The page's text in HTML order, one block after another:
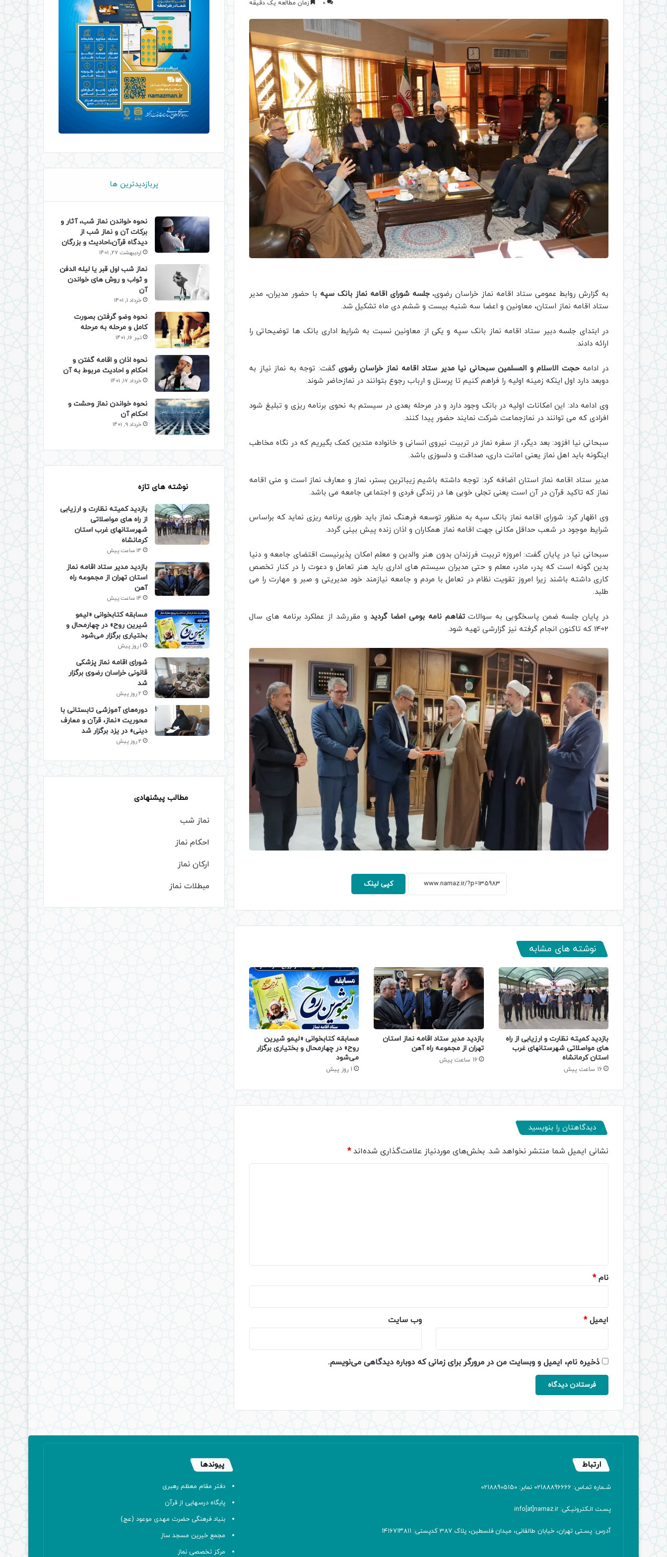
0 زمان مطالعه یک دقیقه
به گزارش روابط عمومی ستاد اقامه نماز خراسان رضوی،جلسه شورای اقامه نماز بانک سپه با حضور مدیران، مدیر
ستاد اقامه نماز استان، معاونین و اعضا سه شنبه بیست و ششم دی ماه تشکیل شد.
در ابتدای جلسه دبیر ستاد اقامه نماز بانک سپه و یکی از معاونین نسبت به شرایط اداری بانک ها توضیحاتی را
ارائه دادند.
در ادامهحجت الاسلام و المسلمین سبحانی نیا مدیر ستاد اقامه نماز خراسان رضویگفت: توجه به نماز نیاز به
دوبعد دارد اول اینکه زمینه اولیه را فراهم کنیم تا پرسنل و ارباب رجوع بتوانند در نمازحاضر شوند.
وی ادامه داد: این امکانات اولیه در بانک وجود دارد و در مرحله بعدی در سیستم به نحوی برنامه ریزی و تبلیغ شود
افرادی که می توانند در نمازجماعت شرکت نمایند حضور پیدا کنند.
سبحانی نیا افزود: بعد دیگر، از سفره نماز در تربیت نیروی انسانی و خانواده متدین کمک بگیریم که در نگاه مخاطب
اینگونه باید اهل نماز یعنی امانت داری، صداقت و دلسوزی باشد.
مدیر ستاد اقامه نماز استان اضافه کرد: توجه داشته باشیم زیباترین بستر، نماز و معارف نماز است و منی اقامه
نماز که تاکید قرآن در آن است یعنی تجلی خوبی ها در زندگی فردی و اجتماعی جامعه می باشد.
وی اظهار کرد: شورای اقامه نماز بانک سپه به منظور توسعه فرهنگ نماز باید طوری برنامه ریزی نماید که براساس
شرایط موجود در شعب حداقل مکانی جهت اقامه نماز همکاران و اذان زنده پیش بینی گردد.
سبحانی نیا در پایان گفت: امروزه تربیت فرزندان بدون هنر والدین و معلم امکان پذیرنیست اقتضای جامعه و دنیا
بدین گونه است که پدر، مادر، معلم و حتی مدیران سیستم های اداری باید هنر تعامل و دعوت را در کنار تخصص
کاری داشته باشند زیرا امروز تقویت نظام در تعامل با مردم و جامعه نیازمند خود مدیریتی و صبر و مهارت را می
طلبد.
در پایان جلسه ضمن پاسخگویی به سوالاتتفاهم نامه بومی امضا گردید و مقررشد از عملکرد برنامه های سال
1402 که تاکنون انجام گرفته نیز گزارشی تهیه شود.
کپی لینک
نوشته های مشابه
بازدید کمیته نظارت و ارزیابی از راه
های مواصلاتی شهرستانهای غرب
استان کرمانشاه
16 ساعت پیش
بازدید مدیر ستاد اقامه نماز استان
تهران از مجموعه راه آهن
16 ساعت پیش
مسابقه کتابخوانی «لیمو شیرین
روح» در چهارمحال و بختیاری برگزار
می‌شود
1 روز پیش
دیدگاهتان را بنویسید
نشانی ایمیل شما منتشر نخواهد شد. بخش‌های موردنیاز علامت‌گذاری شده‌اند*
نام*
ایمیل* وب‌ سایت
ذخیره نام، ایمیل و وبسایت من در مرورگر برای زمانی که دوباره دیدگاهی می‌نویسم.
پربازدیدترین ها
نحوه خواندن نماز شب، آثار و
برکات آن و نماز شب از
دیدگاه قرآن،احادیث و بزرگان
اردیبهشت 27, 1401
نماز شب اول قبر یا لیله الدفن
و ثواب و روش های خواندن
آن
خرداد 1, 1401
نحوه وضو گرفتن بصورت
کامل و مرحله به مرحله
تیر 16, 1401
نحوه اذان و اقامه گفتن و
احکام و احادیث مربوط به آن
خرداد 17, 1401
نحوه خواندن نماز وحشت و
احکام آن
خرداد 9, 1401
نوشته های تازه
بازدید کمیته نظارت و ارزیابی
از راه های مواصلاتی
شهرستانهای غرب استان
کرمانشاه
14 ساعت پیش
بازدید مدیر ستاد اقامه نماز
استان تهران از مجموعه راه
آهن
14 ساعت پیش
مسابقه کتابخوانی «لیمو
شیرین روح» در چهارمحال و
بختیاری برگزار می‌شود
1 روز پیش
شورای اقامه نماز پزشکی
قانونی خراسان رضوی برگزار
شد
2 روز پیش
دوره‌های آموزشی تابستانی با
محوریت «نماز، قرآن و معارف
دینی» در یزد برگزار شد
2 روز پیش
مطالب پیشنهادی
نماز شب
احکام نماز
ارکان نماز
مبطلات نماز
ارتباط
شـماره تمـاس: 02188896666 نمابر: 02188905150
پسـت الـکترونیـکی: info[at]namaz.ir
آدرس: پسـتی تهران، خیابان طالقانی، میدان فلسطین، پلاک 387 کدپستی: ۱۴۱۶۷۱۳۸۱۱
پیوندها
دفتر مقام معظم رهبری
پایگاه درسهایی از قرآن
بنیاد فرهنگی حضرت مهدی موعود (عج)
مجمع خیرین مسجد ساز
مرکز تخصصی نماز